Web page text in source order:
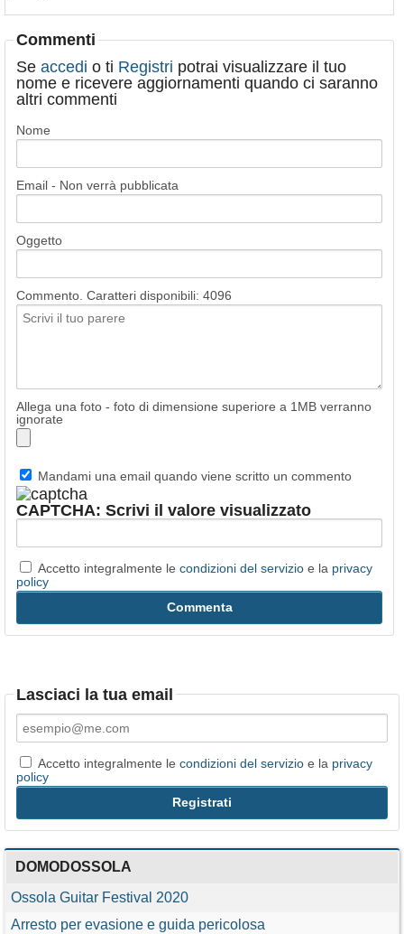
Commenti
Se accedi o ti Registri potrai visualizzare il tuo
nome e ricevere aggiornamenti quando ci saranno
altri commenti
Nome
Email - Non verrà pubblicata
Oggetto
Commento. Caratteri disponibili: 4096
Allega una foto - foto di dimensione superiore a 1MB verranno
ignorate
Mandami una email quando viene scritto un commento
CAPTCHA: Scrivi il valore visualizzato
Accetto integralmente le condizioni del servizio e la privacy
policy
Lasciaci la tua email
Accetto integralmente le condizioni del servizio e la privacy
policy
DOMODOSSOLA
Ossola Guitar Festival 2020
Arresto per evasione e guida pericolosa